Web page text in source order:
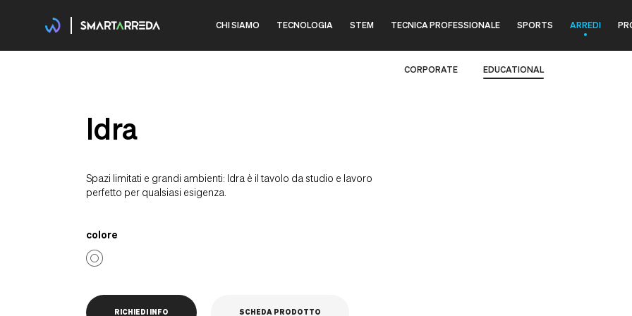
CHI SIAMO TECNOLOGIA STEM TECNICA PROFESSIONALE SPORTS ARREDI
CORPORATE EDUCATIONAL
Idra
Spazi limitati e grandi ambienti: Idra è il tavolo da studio e lavoro
perfetto per qualsiasi esigenza.
colore
RICHIEDI INFO SCHEDA PRODOTTO